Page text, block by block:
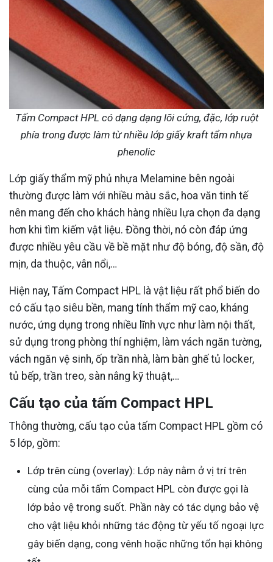
Tấm Compact HPL có dạng dạng lõi cứng, đặc, lớp ruột
phía trong được làm từ nhiều lớp giấy kraft tẩm nhựa
phenolic
Lớp giấy thẩm mỹ phủ nhựa Melamine bên ngoài
thường được làm với nhiều màu sắc, hoa văn tinh tế
nên mang đến cho khách hàng nhiều lựa chọn đa dạng
hơn khi tìm kiếm vật liệu. Đồng thời, nó còn đáp ứng
được nhiều yêu cầu về bề mặt như độ bóng, độ sần, độ
mịn, da thuộc, vân nổi,…
Hiện nay, Tấm Compact HPL là vật liệu rất phổ biến do
có cấu tạo siêu bền, mang tính thẩm mỹ cao, kháng
nước, ứng dụng trong nhiều lĩnh vực như làm nội thất,
sử dụng trong phòng thí nghiệm, làm vách ngăn tường,
vách ngăn vệ sinh, ốp trần nhà, làm bàn ghế tủ locker,
tủ bếp, trần treo, sàn nâng kỹ thuật,…
Cấu tạo của tấm Compact HPL
Thông thường, cấu tạo của tấm Compact HPL gồm có
5 lớp, gồm:
Lớp trên cùng (overlay): Lớp này nằm ở vị trí trên
cùng của mỗi tấm Compact HPL còn được gọi là
lớp bảo vệ trong suốt. Phần này có tác dụng bảo vệ
cho vật liệu khỏi những tác động từ yếu tố ngoại lực
gây biến dạng, cong vênh hoặc những tổn hại không